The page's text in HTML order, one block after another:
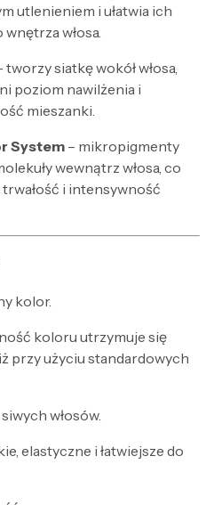
utlenieniem i ułatwia ich
włosa.
tworzy siatkę wokół włosa,
poziom nawilżenia i
mieszanki.
System – mikropigmenty
wewnątrz włosa, co
i intensywność
kolor.
koloru utrzymuje się
przy użyciu standardowych
włosów.
elastyczne i łatwiejsze do